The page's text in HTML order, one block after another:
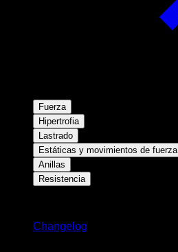
Fuerza
Hipertrofia
Lastrado
Estáticas y movimientos de fuerza
Anillas
Resistencia
Changelog